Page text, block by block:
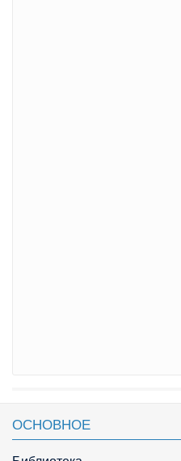
ОСНОВНОЕ